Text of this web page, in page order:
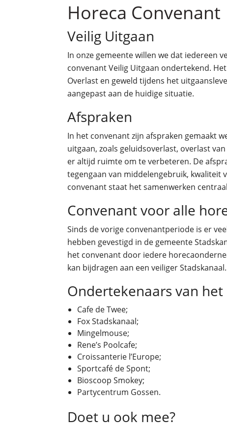
Horeca Convenant
Veilig Uitgaan
In onze gemeente willen we dat iedereen
convenant Veilig Uitgaan ondertekend.
Overlast en geweld tijdens het
aangepast aan de huidige situatie.
Afspraken
In het convenant zijn afspraken gemaakt
uitgaan, zoals geluidsoverlast, overlast
er altijd ruimte om te verbeteren. De
tegengaan van middelengebruik, kwaliteit
convenant staat het samenwerken
Convenant voor alle
Sinds de vorige convenantperiode is er
hebben gevestigd in de gemeente
het convenant door iedere
kan bijdragen aan een veiliger
Ondertekenaars van
Cafe de Twee;
Fox Stadskanaal;
Mingelmouse;
Rene’s Poolcafe;
Croissanterie l’Europe;
Sportcafé de Spont;
Bioscoop Smokey;
Partycentrum Gossen.
Doet u ook mee?